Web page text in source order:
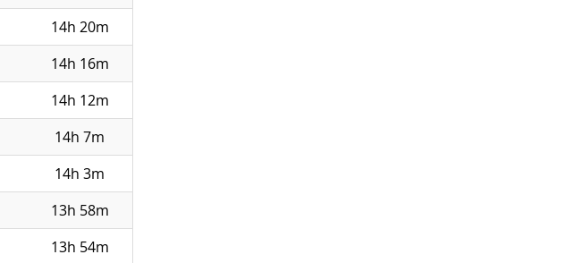
14h 20m
14h 16m
14h 12m
14h 7m
14h 3m
13h 58m
13h 54m